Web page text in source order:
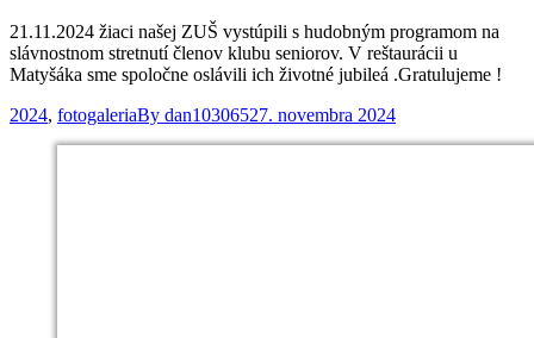
21.11.2024 žiaci našej ZUŠ vystúpili s hudobným programom na
slávnostnom stretnutí členov klubu seniorov. V reštaurácii u
Matyšáka sme spoločne oslávili ich životné jubileá .Gratulujeme !
2024, fotogaleriaBy dan10306527. novembra 2024